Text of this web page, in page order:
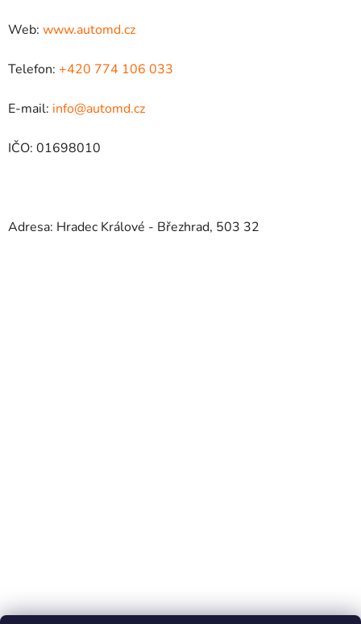
Web: www.automd.cz
Telefon: +420 774 106 033
E-mail: info@automd.cz
IČO: 01698010
Adresa: Hradec Králové - Březhrad, 503 32